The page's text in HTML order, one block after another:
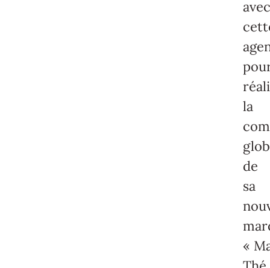
la
de
sa
«